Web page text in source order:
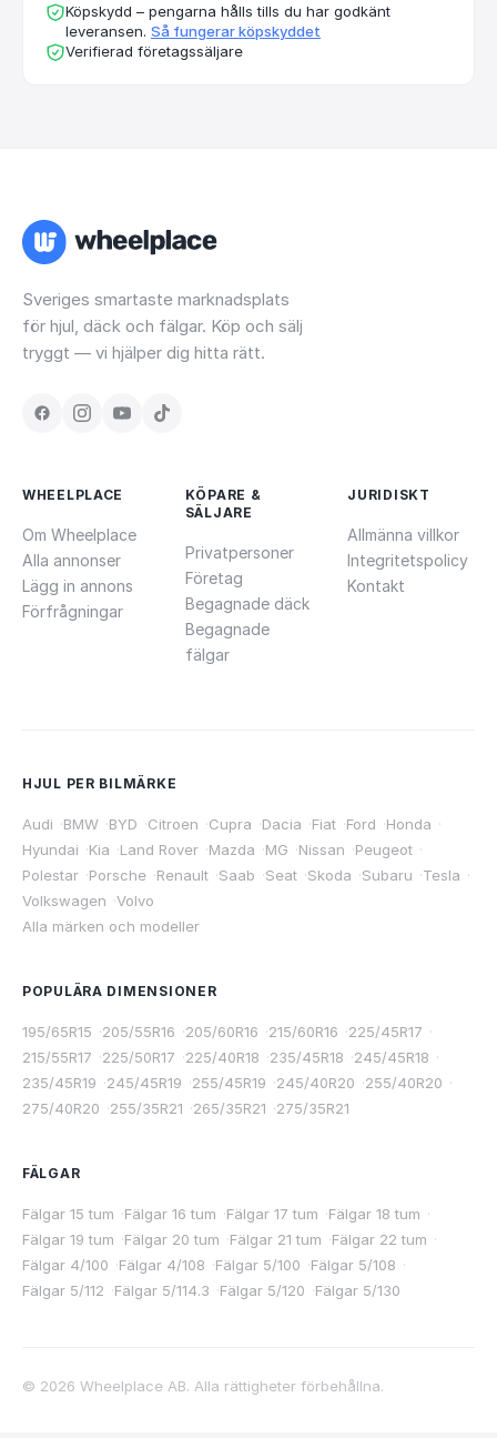
Köpskydd – pengarna hålls tills du har godkänt
leveransen. Så fungerar köpskyddet
Verifierad företagssäljare
Sveriges smartaste marknadsplats
för hjul, däck och fälgar. Köp och sälj
tryggt — vi hjälper dig hitta rätt.
WHEELPLACE
Om Wheelplace
Alla annonser
Lägg in annons
Förfrågningar
KÖPARE &
SÄLJARE
Privatpersoner
Företag
Begagnade däck
Begagnade
fälgar
JURIDISKT
Allmänna villkor
Integritetspolicy
Kontakt
HJUL PER BILMÄRKE
Audi ·BMW ·BYD ·Citroen ·Cupra ·Dacia ·Fiat ·Ford ·Honda ·
Hyundai ·Kia ·Land Rover ·Mazda ·MG ·Nissan ·Peugeot ·
Polestar ·Porsche ·Renault ·Saab ·Seat ·Skoda ·Subaru ·Tesla ·
Volkswagen ·Volvo
Alla märken och modeller
POPULÄRA DIMENSIONER
195/65R15 ·205/55R16 ·205/60R16 ·215/60R16 ·225/45R17 ·
215/55R17 ·225/50R17 ·225/40R18 ·235/45R18 ·245/45R18 ·
235/45R19 ·245/45R19 ·255/45R19 ·245/40R20 ·255/40R20 ·
275/40R20 ·255/35R21 ·265/35R21 ·275/35R21
FÄLGAR
Fälgar 15 tum ·Fälgar 16 tum ·Fälgar 17 tum ·Fälgar 18 tum ·
Fälgar 19 tum ·Fälgar 20 tum ·Fälgar 21 tum ·Fälgar 22 tum ·
Fälgar 4/100 ·Fälgar 4/108 ·Fälgar 5/100 ·Fälgar 5/108 ·
Fälgar 5/112 ·Fälgar 5/114.3 ·Fälgar 5/120 ·Fälgar 5/130
© 2026 Wheelplace AB. Alla rättigheter förbehållna.